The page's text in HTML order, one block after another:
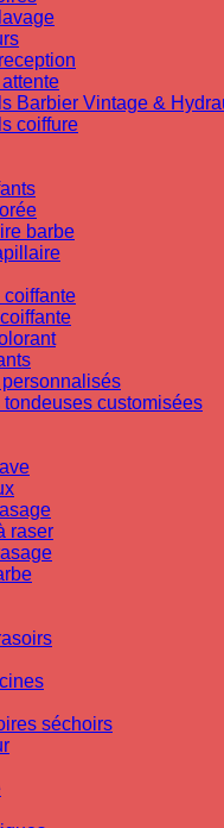
Barbier Vintage &
coiffure
barbe
coiffante
customisées
raser
séchoirs